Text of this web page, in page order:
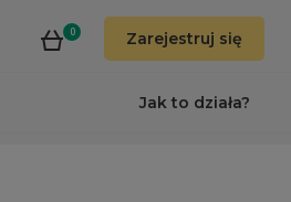
0 Zarejestruj się
Jak to działa?